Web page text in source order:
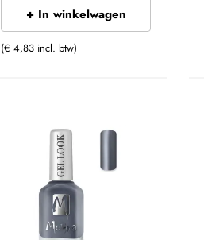
+ In winkelwagen
(€ 4,83 incl. btw)